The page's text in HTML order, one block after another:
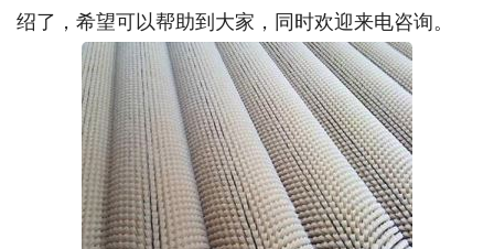
绍了，希望可以帮助到大家，同时欢迎来电咨询。